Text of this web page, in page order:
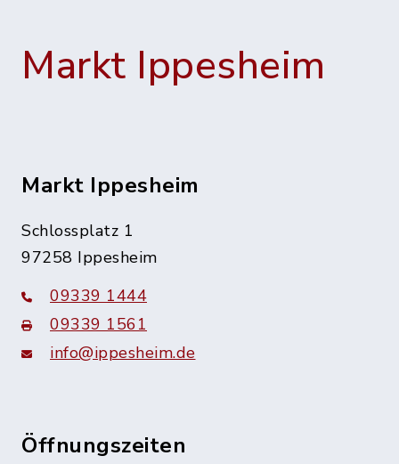
Markt Ippesheim
Markt Ippesheim
Schlossplatz 1
97258 Ippesheim
09339 1444
09339 1561
info@ippesheim.de
Öffnungszeiten